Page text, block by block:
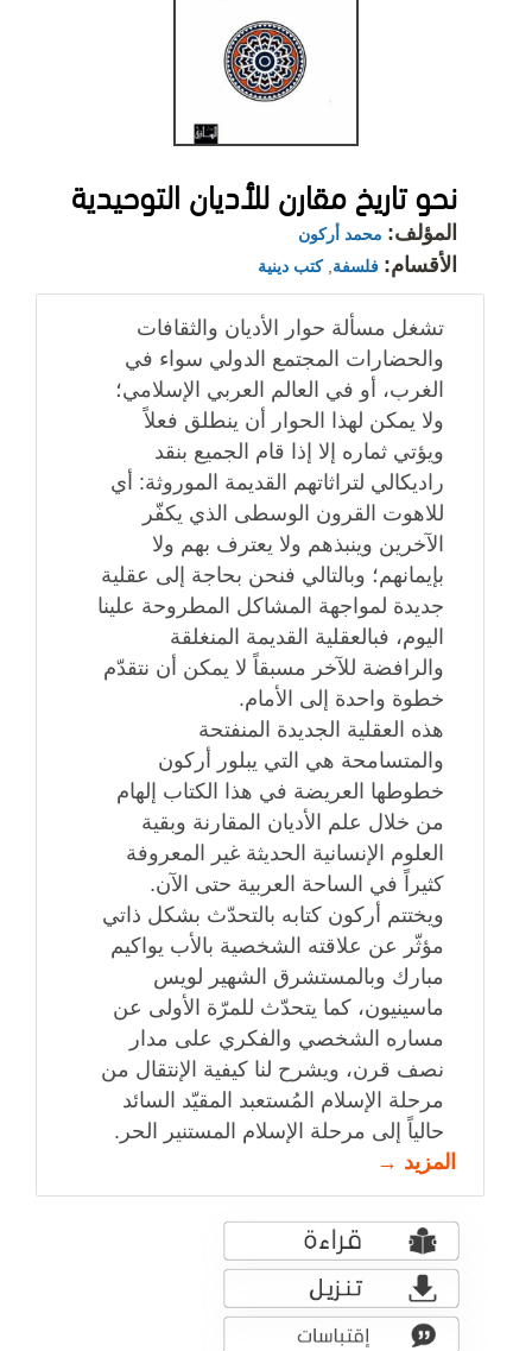
نحو تاريخ مقارن للأديان التوحيدية
المؤلف: محمد أركون
الأقسام: فلسفة,كتب دينية
تشغل مسألة حوار الأديان والثقافات
والحضارات المجتمع الدولي سواء في
الغرب، أو في العالم العربي الإسلامي؛
ولا يمكن لهذا الحوار أن ينطلق فعلاً
ويؤتي ثماره إلا إذا قام الجميع بنقد
راديكالي لتراثاتهم القديمة الموروثة: أي
للاهوت القرون الوسطى الذي يكفّر
الآخرين وينبذهم ولا يعترف بهم ولا
بإيمانهم؛ وبالتالي فنحن بحاجة إلى عقلية
جديدة لمواجهة المشاكل المطروحة علينا
اليوم، فبالعقلية القديمة المنغلقة
والرافضة للآخر مسبقاً لا يمكن أن نتقدّم
خطوة واحدة إلى الأمام.
هذه العقلية الجديدة المنفتحة
والمتسامحة هي التي يبلور أركون
خطوطها العريضة في هذا الكتاب إلهام
من خلال علم الأديان المقارنة وبقية
العلوم الإنسانية الحديثة غير المعروفة
كثيراً في الساحة العربية حتى الآن.
ويختتم أركون كتابه بالتحدّث بشكل ذاتي
مؤثّر عن علاقته الشخصية بالأب يواكيم
مبارك وبالمستشرق الشهير لويس
ماسينيون، كما يتحدّث للمرّة الأولى عن
مساره الشخصي والفكري على مدار
نصف قرن، ويشرح لنا كيفية الإنتقال من
مرحلة الإسلام المُستعبد المقيّد السائد
حالياً إلى مرحلة الإسلام المستنير الحر.
المزيد →